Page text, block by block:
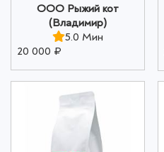
ООО Рыжий кот
(Владимир)
5.0 Мин
20 000 ₽